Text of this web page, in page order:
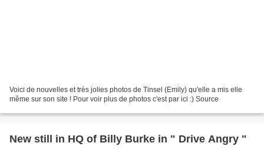
Voici de nouvelles et très jolies photos de Tinsel (Emily) qu'elle a mis elle
même sur son site ! Pour voir plus de photos c'est par ici :) Source
New still in HQ of Billy Burke in " Drive Angry "